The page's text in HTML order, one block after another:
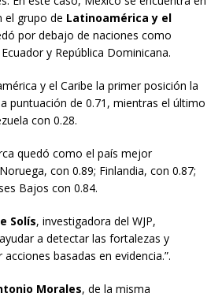
el grupo de Latinoamérica y el
por debajo de naciones como
y República Dominicana.
y el Caribe la primer posición la
puntuación de 0.71, mientras el último
con 0.28.
quedó como el país mejor
con 0.89; Finlandia, con 0.87;
Bajos con 0.84.
Solís, investigadora del WJP,
a detectar las fortalezas y
basadas en evidencia.”.
Morales, de la misma